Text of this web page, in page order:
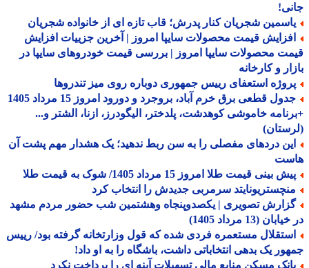
شجریان کنار پدرش؛ قاب تازه ای از خانواده شجریان
قیمت محصولات سایپا امروز | آخرین جزییات افزایش
محصولات سایپا امروز | بررسی قیمت خودروهای سایپا در
و کارخانه
استعفای رییس جمهوری دوباره روی میز تندروها
جدول قطعی برق خرم آباد، بروجرد و دورود امروز 15 مرداد 1405
خاموشی کوهدشت، پلدختر، الیگودرز، ازنا، الشتر و...
دردهای مفصلی را به سن ربط ندهید؛ یک هشدار مهم پشت آن
بینی قیمت طلا امروز 15 مرداد 1405/ شوک به قیمت طلا
سرمربی جدیدش را انتخاب کرد
تصویری | یکصدوپنجاه وهشتمین شب حضور مردم مشهد
(13 مرداد 1405)
مستعمره فردی شده که قول وزارتخانه گرفته بود/ رییس
یک بدهی انتخاباتی داشت، باشگاه را به او داد!
مسکن منابع مالی تسهیلات آینه ای را پرداخت نکرد